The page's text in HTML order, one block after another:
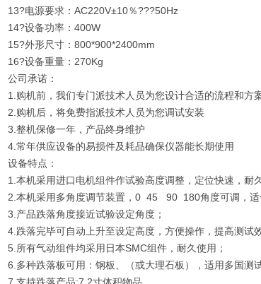
13?电源要求：AC220V±10％???50Hz
14?设备功率：400W
15?外形尺寸：800*900*2400mm
16?设备重量：270Kg
公司承诺：
1.购机前，我们专门派技术人员为您设计合适的流程和方
2.购机后，将免费指派技术人员为您调试安装
3.整机保修一年，产品终身维护
4.常年供应设备的易损件及耗品确保仪器能长期使用
设备特点：
1.本机采用进口电机组件作试验高度调整，定位快速，耐
2.本机采用多角度调节装置，0 45 90 180角度可调，适
3.产品跌落角度接近试验设定角度；
4.跌落完毕可自动上升至设定高度，方便操作，提高测试
5.所有气动组件均采用日本SMC组件，耐久使用；
6.多种跌落板可用：钢板、（或大理石板），适用多国测